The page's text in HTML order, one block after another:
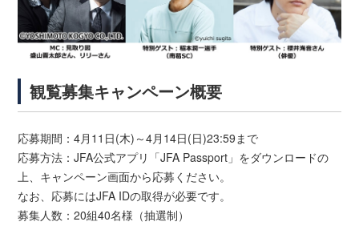
観覧募集キャンペーン概要
応募期間：4月11日(木)～4月14日(日)23:59まで
応募方法：JFA公式アプリ「JFA Passport」をダウンロードの
上、キャンペーン画面から応募ください。
なお、応募にはJFA IDの取得が必要です。
募集人数：20組40名様（抽選制）